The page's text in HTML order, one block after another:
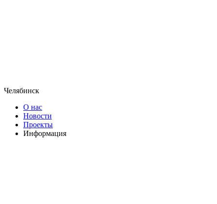
Челябинск
О нас
Новости
Проекты
Информация